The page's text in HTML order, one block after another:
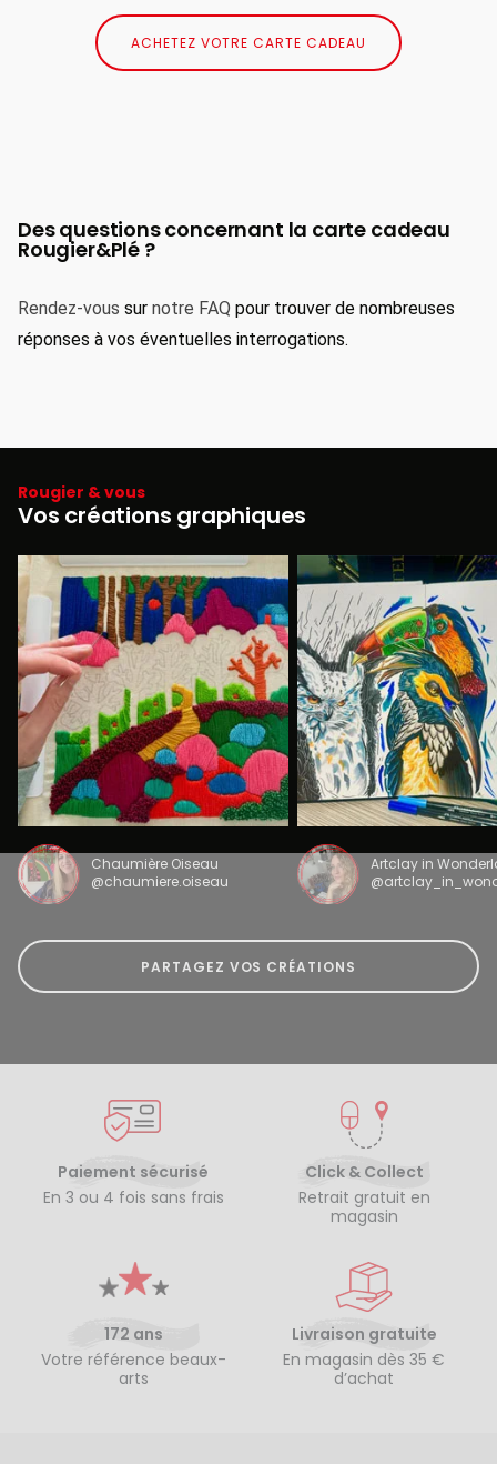
ACHETEZ VOTRE CARTE CADEAU
Des questions concernant la carte cadeau
Rougier&Plé ?
Rendez-vous sur notre FAQ pour trouver de nombreuses
réponses à vos éventuelles interrogations.
Rougier & vous
Vos créations graphiques
Chaumière Oiseau
@chaumiere.oiseau
Artclay in
PARTAGEZ VOS CRÉATIONS
Paiement sécurisé
En 3 ou 4 fois sans frais
Click & Collect
Retrait gratuit en
magasin
172 ans
Votre référence beaux-
arts
Livraison gratuite
En magasin dès 35 €
d’achat